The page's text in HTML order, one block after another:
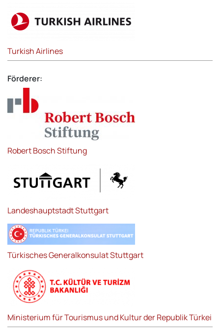
Turkish Airlines
Förderer:
Robert Bosch Stiftung
Landeshauptstadt Stuttgart
Türkisches Generalkonsulat Stuttgart
Ministerium für Tourismus und Kultur der Republik Türkei